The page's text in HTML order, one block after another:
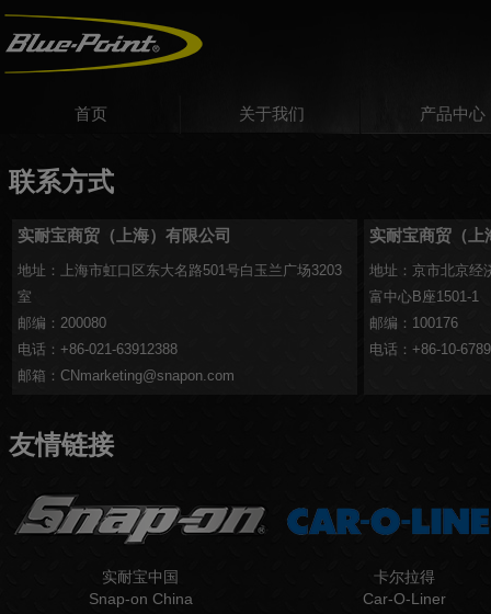
首页 关于我们 产品中心
联系方式
实耐宝商贸（上海）有限公司
地址：上海市虹口区东大名路501号白玉兰广场3203
室
邮编：200080
电话：+86-021-63912388
邮箱： moc.nopans@gnitekramNC
实耐宝商贸（上
地址：京市北京经
富中心B座1501-1
邮编：100176
电话：+86-10-
友情链接
实耐宝中国
Snap-on China
卡尔拉得
Car-O-Liner